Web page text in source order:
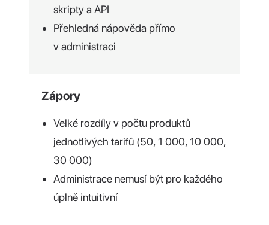
skripty a API
Přehledná nápověda přímo
v administraci
Zápory
Velké rozdíly v počtu produktů
jednotlivých tarifů (50, 1 000, 10 000,
30 000)
Administrace nemusí být pro každého
úplně intuitivní